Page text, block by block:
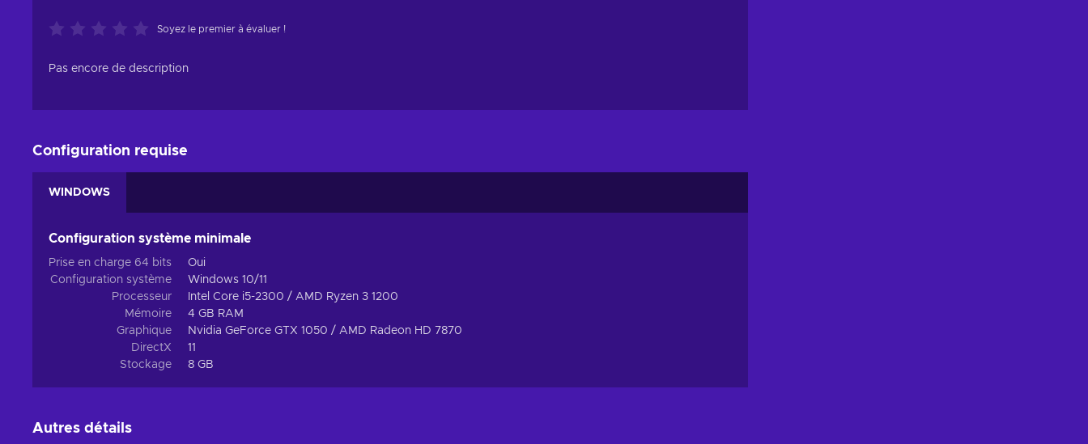
Soyez le premier à évaluer !
Pas encore de description
Configuration requise
WINDOWS
Configuration système minimale
Prise en charge 64 bits
Oui
Configuration système
Windows 10/11
Processeur
Intel Core i5-2300 / AMD Ryzen 3 1200
Mémoire
4 GB RAM
Graphique
Nvidia GeForce GTX 1050 / AMD Radeon HD 7870
DirectX
11
Stockage
8 GB
Autres détails